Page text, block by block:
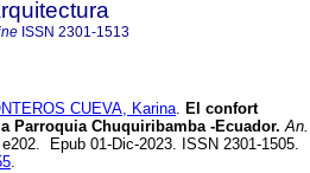
ISSN 2301-1513
CUEVA, Karina. El confort
Parroquia Chuquiribamba -Ecuador. An.
Epub 01-Dic-2023. ISSN 2301-1505.
.